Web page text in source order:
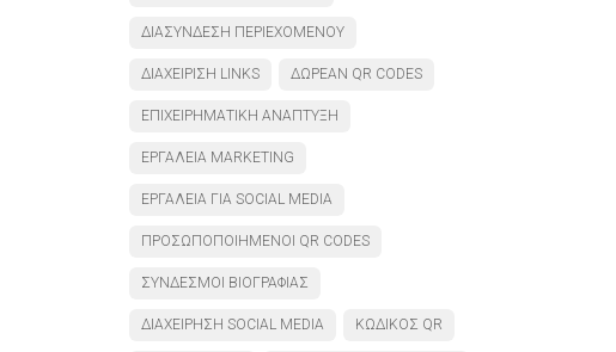
ΔΙΑΣΎΝΔΕΣΗ ΠΕΡΙΕΧΟΜΈΝΟΥ
ΔΙΑΧΕΊΡΙΣΗ LINKS ΔΩΡΕΆΝ QR CODES
ΕΠΙΧΕΙΡΗΜΑΤΙΚΉ ΑΝΆΠΤΥΞΗ
ΕΡΓΑΛΕΊΑ MARKETING
ΕΡΓΑΛΕΊΑ ΓΙΑ SOCIAL MEDIA
ΠΡΟΣΩΠΟΠΟΙΗΜΈΝΟΙ QR CODES
ΣΎΝΔΕΣΜΟΙ ΒΙΟΓΡΑΦΊΑΣ
ΔΙΑΧΕΊΡΗΣΗ SOCIAL MEDIA ΚΩΔΙΚΌΣ QR